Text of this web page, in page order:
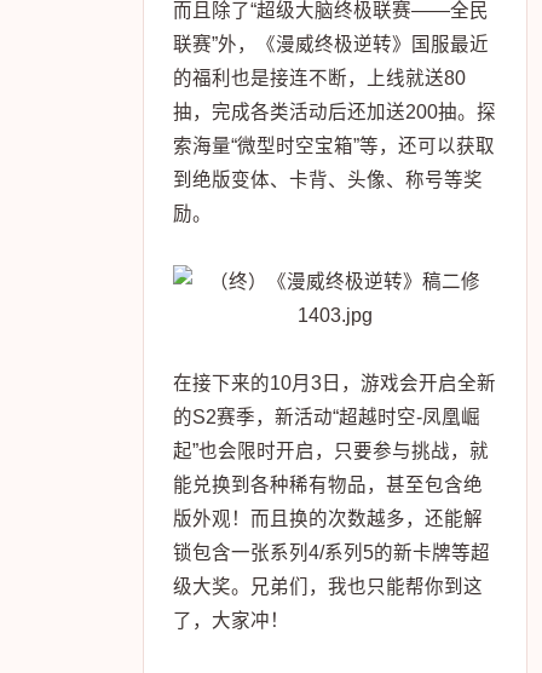
而且除了“超级大脑终极联赛——全民
联赛”外，《漫威终极逆转》国服最近
的福利也是接连不断，上线就送80
抽，完成各类活动后还加送200抽。探
索海量“微型时空宝箱”等，还可以获取
到绝版变体、卡背、头像、称号等奖
励。
在接下来的10月3日，游戏会开启全新
的S2赛季，新活动“超越时空-凤凰崛
起”也会限时开启，只要参与挑战，就
能兑换到各种稀有物品，甚至包含绝
版外观！而且换的次数越多，还能解
锁包含一张系列4/系列5的新卡牌等超
级大奖。兄弟们，我也只能帮你到这
了，大家冲！